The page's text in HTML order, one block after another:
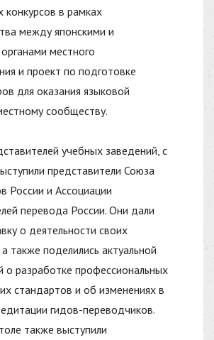
конкурсов в рамках
между японскими и
местного
и проект по подготовке
для оказания языковой
сообществу.
учебных заведений, с
представители Союза
России и Ассоциации
перевода России. Они дали
о деятельности своих
также поделились актуальной
о разработке профессиональных
стандартов и об изменениях в
гидов-переводчиков.
также выступили